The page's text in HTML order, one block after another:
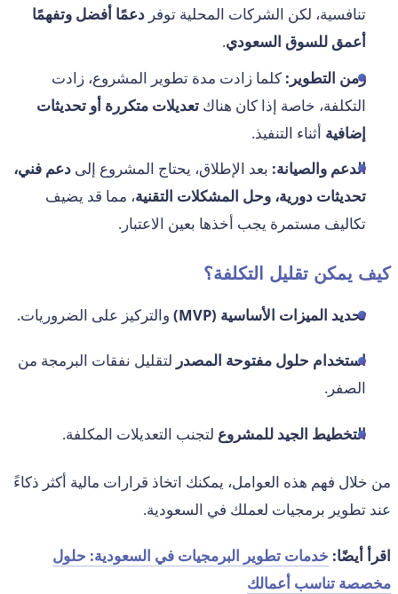
تنافسية، لكن الشركات المحلية توفردعمًا أفضل وتفهمًا
أعمق للسوق السعودي.
زمن التطوير:كلما زادت مدة تطوير المشروع، زادت
التكلفة، خاصة إذا كان هناكتعديلات متكررة أو تحديثات
إضافية أثناء التنفيذ.
الدعم والصيانة: بعد الإطلاق، يحتاج المشروع إلىدعم فني،
تحديثات دورية، وحل المشكلات التقنية، مما قد يضيف
تكاليف مستمرة يجب أخذها بعين الاعتبار.
كيف يمكن تقليل التكلفة؟
تحديد الميزات الأساسية (MVP) والتركيز على الضروريات.
استخدام حلول مفتوحة المصدر لتقليل نفقات البرمجة من
الصفر.
التخطيط الجيد للمشروع لتجنب التعديلات المكلفة.
من خلال فهم هذه العوامل، يمكنك اتخاذ قرارات مالية أكثر ذكاءً
عند تطوير برمجيات لعملك في السعودية.
اقرأ أيضًا: خدمات تطوير البرمجيات في السعودية: حلول
مخصصة تناسب أعمالك